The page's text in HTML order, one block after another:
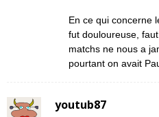
En ce qui concerne
fut douloureuse,
matchs ne nous a
pourtant on avait
youtub87